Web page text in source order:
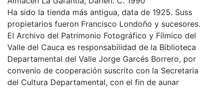
Ha sido la tienda más antigua, data de 1925. Suss
propietarios fueron Francisco Londoño y sucesores.
El Archivo del Patrimonio Fotográfico y Fílmico del
Valle del Cauca es responsabilidad de la Biblioteca
Departamental del Valle Jorge Garcés Borrero, por
convenio de cooperación suscrito con la Secretaria
del Cultura Departamental, con el fin de aunar